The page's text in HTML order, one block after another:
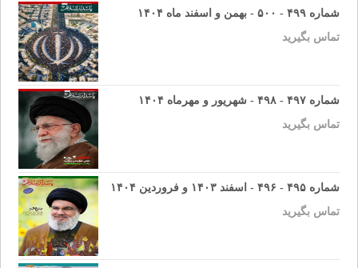
شماره ۴۹۹ - ۵۰۰ - بهمن و اسفند ماه ۱۴۰۴
تماس بگیرید
شماره ۴۹۷ - ۴۹۸ - شهریور و مهرماه ۱۴۰۴
تماس بگیرید
شماره ۴۹۵ - ۴۹۶ - اسفند ۱۴۰۳ و فروردین ۱۴۰۴
تماس بگیرید